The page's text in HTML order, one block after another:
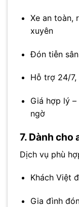
Xe an toàn,
xuyên
Đón tiễn
Hỗ trợ 24/
Giá hợp lý
ngờ
7. Dành cho
Dịch vụ phù
Khách Việt
Gia đình